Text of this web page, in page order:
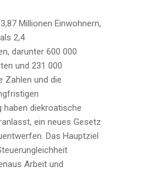
Millionen Einwohnern,
2,4
darunter 600 000
und 231 000
Zahlen und die
haben diekroatische
ein neues Gesetz
Das Hauptziel
Arbeit und